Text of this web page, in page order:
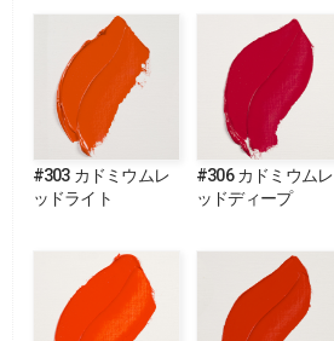
#303 カドミウムレ
ッドライト
#306 カドミウムレ
ッドディープ